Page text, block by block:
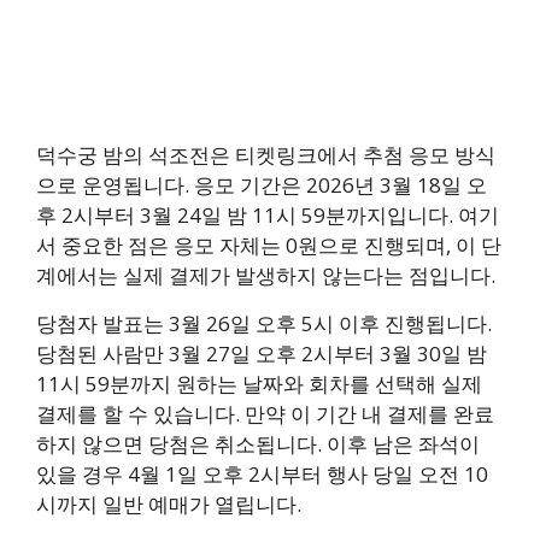
덕수궁 밤의 석조전은 티켓링크에서 추첨 응모 방식
으로 운영됩니다. 응모 기간은 2026년 3월 18일 오
후 2시부터 3월 24일 밤 11시 59분까지입니다. 여기
서 중요한 점은 응모 자체는 0원으로 진행되며, 이 단
계에서는 실제 결제가 발생하지 않는다는 점입니다.
당첨자 발표는 3월 26일 오후 5시 이후 진행됩니다.
당첨된 사람만 3월 27일 오후 2시부터 3월 30일 밤
11시 59분까지 원하는 날짜와 회차를 선택해 실제
결제를 할 수 있습니다. 만약 이 기간 내 결제를 완료
하지 않으면 당첨은 취소됩니다. 이후 남은 좌석이
있을 경우 4월 1일 오후 2시부터 행사 당일 오전 10
시까지 일반 예매가 열립니다.